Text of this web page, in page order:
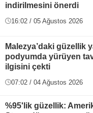
indirilmesini önerdi
16:02 / 05 Ağustos 2026
Malezya’daki güzellik
podyumda yürüyen
ilgisini çekti
07:02 / 04 Ağustos 2026
%95'lik güzellik: